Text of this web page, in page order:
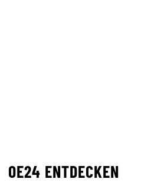
OE24 ENTDECKEN